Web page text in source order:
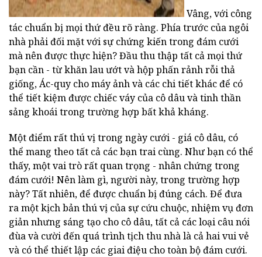
Vâng, với công
tác chuẩn bị mọi thứ đều rõ ràng. Phía trước của ngôi
nhà phải đối mặt với sự chứng kiến trong đám cưới
mà nên được thực hiện? Đầu thu thập tất cả mọi thứ
bạn cần - từ khăn lau ướt và hộp phấn rảnh rỗi thả
giống, Ác-quy cho máy ảnh và các chi tiết khác để có
thể tiết kiệm được chiếc váy của cô dâu và tinh thần
sảng khoái trong trường hợp bất khả kháng.
Một điểm rất thú vị trong ngày cưới - giá cô dâu, có
thể mang theo tất cả các bạn trai cùng. Như bạn có thể
thấy, một vai trò rất quan trọng - nhân chứng trong
đám cưới! Nên làm gì, người này, trong trường hợp
này? Tất nhiên, để được chuẩn bị đúng cách. Để đưa
ra một kịch bản thú vị của sự cứu chuộc, nhiệm vụ đơn
giản nhưng sáng tạo cho cô dâu, tất cả các loại câu nói
đùa và cười đến quá trình tịch thu nhà là cả hai vui vẻ
và có thể thiết lập các giai điệu cho toàn bộ đám cưới.